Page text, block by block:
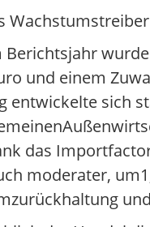
Wachstumstreiber
Berichtsjahr
und einem
entwickelte sich
das
moderater,